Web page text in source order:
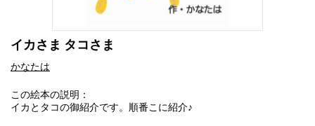
イカさま タコさま
かなたは
この絵本の説明：
イカとタコの御紹介です。順番こに紹介♪